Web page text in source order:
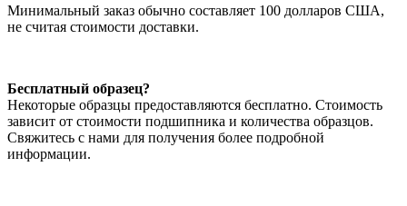
Минимальный заказ обычно составляет 100 долларов США,
не считая стоимости доставки.
Бесплатный образец?
Некоторые образцы предоставляются бесплатно. Стоимость
зависит от стоимости подшипника и количества образцов.
Свяжитесь с нами для получения более подробной
информации.